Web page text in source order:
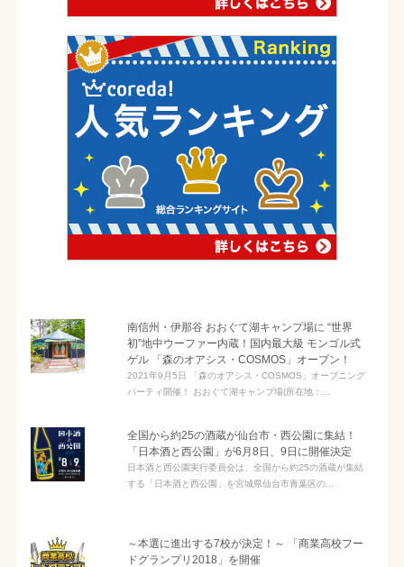
南信州・伊那谷 おおぐて湖キャンプ場に “世界
初”地中ウーファー内蔵！国内最大級 モンゴル式
ゲル 「森のオアシス・COSMOS」オープン！
2021年9月5日 「森のオアシス・COSMOS」オープニング
パーティ開催！ おおぐて湖キャンプ場(所在地：...
全国から約25の酒蔵が仙台市・西公園に集結！
「日本酒と西公園」が6月8日、9日に開催決定
日本酒と西公園実行委員会は、全国から約25の酒蔵が集結
する「日本酒と西公園」を宮城県仙台市青葉区の...
～本選に進出する7校が決定！～ 「商業高校フー
ドグランプリ2018」を開催